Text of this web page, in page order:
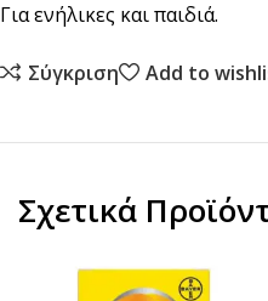
Για ενήλικες και παιδιά.
Σύγκριση Add to
Σχετικά